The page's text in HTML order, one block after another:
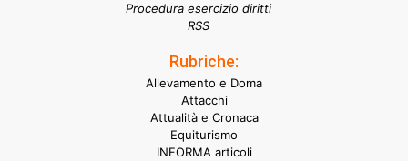
Procedura esercizio diritti
RSS
Rubriche:
Allevamento e Doma
Attacchi
Attualità e Cronaca
Equiturismo
INFORMA articoli